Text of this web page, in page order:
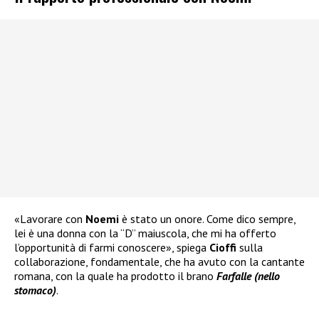
«Lavorare con Noemi è stato un onore. Come dico sempre,
lei è una donna con la “D” maiuscola, che mi ha offerto
l’opportunità di farmi conoscere», spiega Cioffi sulla
collaborazione, fondamentale, che ha avuto con la cantante
romana, con la quale ha prodotto il brano Farfalle (nello
stomaco).